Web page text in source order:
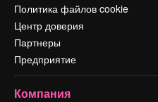
Политика файлов cookie
Центр доверия
Партнеры
Предприятие
Компания